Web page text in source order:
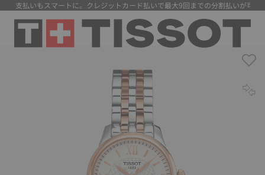
支払いもスマートに。クレジットカード払いで最大9回までの分割払いが可能に